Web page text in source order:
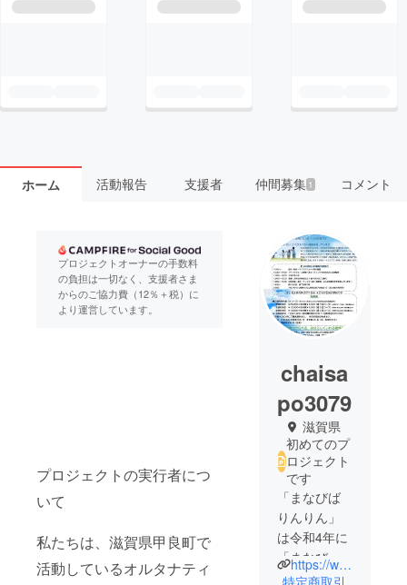
ホーム 活動報告 支援者 仲間募集 1 コメント
プロジェクトオーナーの手数料
の負担は一切なく、支援者さま
からのご協力費（12％＋税）に
より運営しています。
プロジェクトの実行者につ
いて
私たちは、滋賀県甲良町で
活動しているオルタナティ
chaisa
po3079
滋賀県
初めてのプ
ロジェクト
です
「まなびば
りんりん」
は令和4年に
「まなび場
りんりん」
https://www.instagram.com/chaisaporinrin/
特定商取引